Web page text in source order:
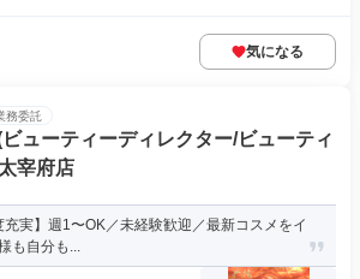
気になる
務委託
ューティーディレクター/ビューティ
宰府店
充実】週1〜OK／未経験歓迎／最新コスメをイ
も自分も...